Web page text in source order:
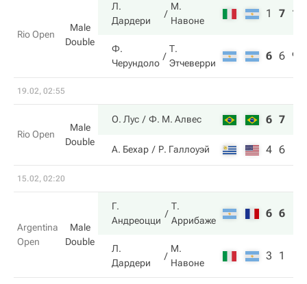
Rio Open
Male
Double
Л.
Дардери
М.
Навоне
1 7 11
Ф.
Черундоло
Т.
Этчеверри
6 6 9
19.02, 02:55
Rio Open
Male
Double
О. Лус Ф. М. Алвес 6 7
А. Бехар Р. Галлоуэй 4 6
15.02, 02:20
Argentina
Open
Male
Double
Г.
Андреоцци
Т.
Аррибаже
6 6
Л.
Дардери
М.
Навоне
3 1